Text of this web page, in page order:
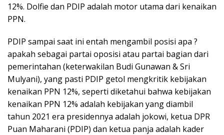
12%. Dolfie dan PDIP adalah motor utama dari kenaikan
PPN.
PDIP sampai saat ini entah mengambil posisi apa ?
apakah sebagai partai oposisi atau partai bagian dari
pemerintahan (keterwakilan Budi Gunawan & Sri
Mulyani), yang pasti PDIP getol mengkritik kebijakan
kenaikan PPN 12%, seperti diketahui bahwa kebijakan
kenaikan PPN 12% adalah kebijakan yang diambil
tahun 2021 era presidennya adalah jokowi, ketua DPR
Puan Maharani (PDIP) dan ketua panja adalah kader